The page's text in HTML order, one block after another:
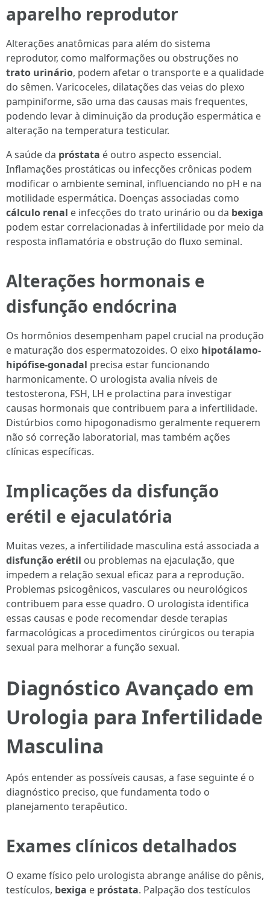
aparelho reprodutor
Alterações anatômicas para além do sistema
reprodutor, como malformações ou obstruções no
trato urinário, podem afetar o transporte e a qualidade
do sêmen. Varicoceles, dilatações das veias do plexo
pampiniforme, são uma das causas mais frequentes,
podendo levar à diminuição da produção espermática e
alteração na temperatura testicular.
A saúde da próstata é outro aspecto essencial.
Inflamações prostáticas ou infecções crônicas podem
modificar o ambiente seminal, influenciando no pH e na
motilidade espermática. Doenças associadas como
cálculo renal e infecções do trato urinário ou da bexiga
podem estar correlacionadas à infertilidade por meio da
resposta inflamatória e obstrução do fluxo seminal.
Alterações hormonais e
disfunção endócrina
Os hormônios desempenham papel crucial na produção
e maturação dos espermatozoides. O eixo hipotálamo-
hipófise-gonadal precisa estar funcionando
harmonicamente. O urologista avalia níveis de
testosterona, FSH, LH e prolactina para investigar
causas hormonais que contribuem para a infertilidade.
Distúrbios como hipogonadismo geralmente requerem
não só correção laboratorial, mas também ações
clínicas específicas.
Implicações da disfunção
erétil e ejaculatória
Muitas vezes, a infertilidade masculina está associada a
disfunção erétil ou problemas na ejaculação, que
impedem a relação sexual eficaz para a reprodução.
Problemas psicogênicos, vasculares ou neurológicos
contribuem para esse quadro. O urologista identifica
essas causas e pode recomendar desde terapias
farmacológicas a procedimentos cirúrgicos ou terapia
sexual para melhorar a função sexual.
Diagnóstico Avançado em
Urologia para Infertilidade
Masculina
Após entender as possíveis causas, a fase seguinte é o
diagnóstico preciso, que fundamenta todo o
planejamento terapêutico.
Exames clínicos detalhados
O exame físico pelo urologista abrange análise do pênis,
testículos, bexiga e próstata. Palpação dos testículos